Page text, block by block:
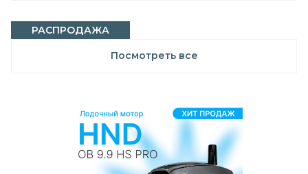
РАСПРОДАЖА
Посмотреть все